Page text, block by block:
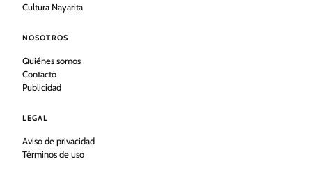
Cultura Nayarita
NOSOTROS
Quiénes somos
Contacto
Publicidad
LEGAL
Aviso de privacidad
Términos de uso